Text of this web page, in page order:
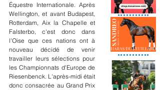
Équestre Internationale. Après
Wellington, et avant Budapest,
Rotterdam, Aix la Chapelle et
Falsterbo, c'est donc dans
l'Oise que ces nations ont à
nouveau décidé de venir
travailler leurs sélections pour
les Championnats d'Europe de
Riesenbenck. L'après-midi était
donc consacrée au Grand Prix